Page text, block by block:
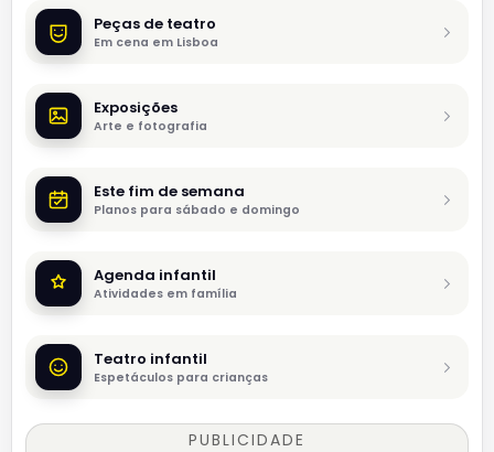
Peças de teatro
Em cena em Lisboa
Exposições
Arte e fotografia
Este fim de semana
Planos para sábado e domingo
Agenda infantil
Atividades em família
Teatro infantil
Espetáculos para crianças
PUBLICIDADE